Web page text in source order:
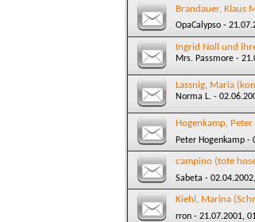
Brandauer, Klaus
OpaCalypso -
Ingrid Noll und
Mrs. Passmore -
Lassnig, Maria
Norma L. -
Hogenkamp,
Peter Hogenkamp -
campino (tote
Sabeta -
Kiehl, Marina
rron - 21.07.2001,